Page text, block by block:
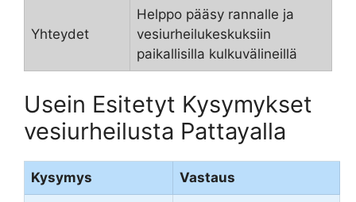
Yhteydet
Helppo pääsy rannalle ja
vesiurheilukeskuksiin
paikallisilla kulkuvälineillä
Usein Esitetyt Kysymykset
vesiurheilusta Pattayalla
Kysymys Vastaus